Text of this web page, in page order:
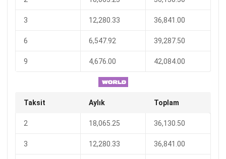
3 12,280.33 36,841.00
6 6,547.92 39,287.50
9 4,676.00 42,084.00
Taksit Aylık Toplam
2 18,065.25 36,130.50
3 12,280.33 36,841.00